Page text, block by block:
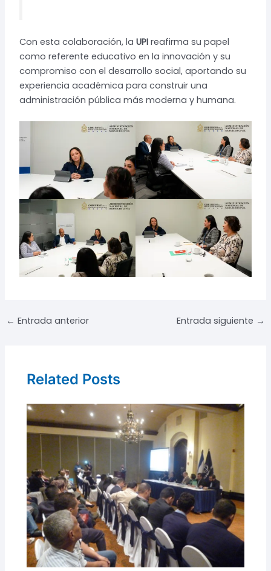
Con esta colaboración, la UPIreafirma su papel
como referente educativo en la innovación y su
compromiso con el desarrollo social, aportando su
experiencia académica para construir una
administración pública más moderna y humana.
Navegación
← Entrada anterior Entrada siguiente →
Related Posts